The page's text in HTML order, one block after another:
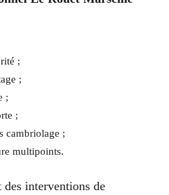
;
;
;
;
cambriolage ;
multipoints.
des interventions de